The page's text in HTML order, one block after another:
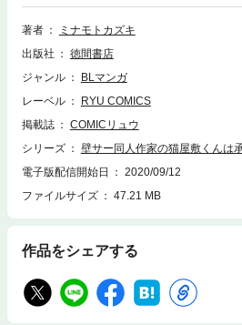
漫画で認められたい欲が強すぎていろいろ
レ。◎風間一星（かざま・いっせい）人気
ってしまうコミュニケーション能力おばけ。
格。でも…ふたりは幼なじみ。新感覚BLコ
品＞・第１話・第２話・第３話・第４話・第
著者
ミナモトカズキ
出版社
徳間書店
ジャンル
BLマンガ
レーベル
RYU COMICS
掲載誌
COMICリュウ
シリーズ
壁サー同人作家の猫屋敷くんは
電子版配信開始日
2020/09/12
ファイルサイズ
47.21 MB
作品をシェアする